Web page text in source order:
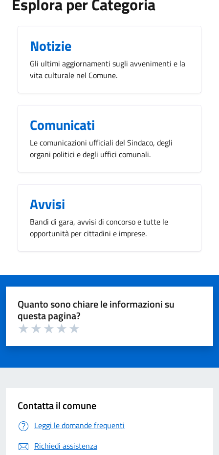
Notizie
Gli ultimi aggiornamenti sugli avvenimenti e la
vita culturale nel Comune.
Comunicati
Le comunicazioni ufficiali del Sindaco, degli
organi politici e degli uffici comunali.
Avvisi
Bandi di gara, avvisi di concorso e tutte le
opportunità per cittadini e imprese.
Quanto sono chiare le informazioni su
questa pagina?
Contatta il comune
Leggi le domande frequenti
Richiedi assistenza